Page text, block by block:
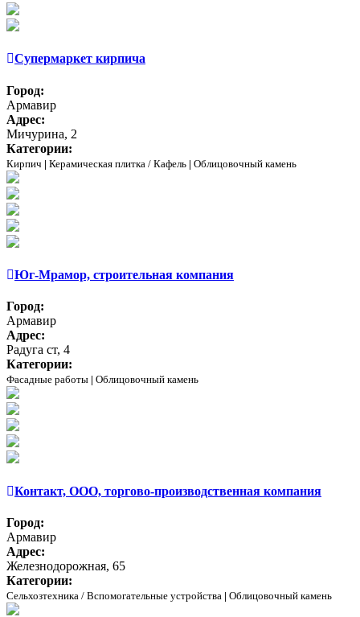
Супермаркет кирпича
Город:
Армавир
Адрес:
Мичурина, 2
Категории:
Кирпич | Керамическая плитка / Кафель | Облицовочный камень
Юг-Мрамор, строительная компания
Город:
Армавир
Адрес:
Радуга ст, 4
Категории:
Фасадные работы | Облицовочный камень
Контакт, ООО, торгово-производственная компания
Город:
Армавир
Адрес:
Железнодорожная, 65
Категории:
Сельхозтехника / Вспомогательные устройства | Облицовочный камень